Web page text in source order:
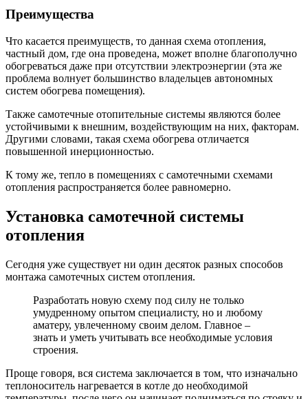
Преимущества
Что касается преимуществ, то данная схема отопления,
частный дом, где она проведена, может вполне благополучно
обогреваться даже при отсутствии электроэнергии (эта же
проблема волнует большинство владельцев автономных
систем обогрева помещения).
Также самотечные отопительные системы являются более
устойчивыми к внешним, воздействующим на них, факторам.
Другими словами, такая схема обогрева отличается
повышенной инерционностью.
К тому же, тепло в помещениях с самотечными схемами
отопления распространяется более равномерно.
Установка самотечной системы
отопления
Сегодня уже существует ни один десяток разных способов
монтажа самотечных систем отопления.
Разработать новую схему под силу не только
умудренному опытом специалисту, но и любому
аматеру, увлеченному своим делом. Главное –
знать и уметь учитывать все необходимые условия
строения.
Проще говоря, вся система заключается в том, что изначально
теплоноситель нагревается в котле до необходимой